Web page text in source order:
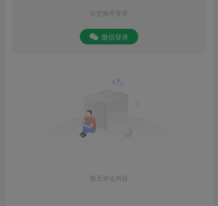
社交账号登录
微信登录
暂无评论内容